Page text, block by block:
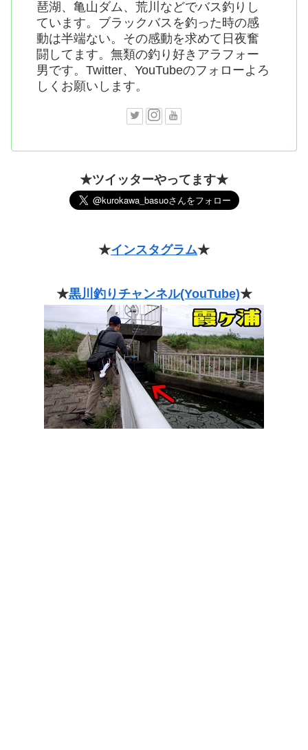
琶湖、亀山ダム、荒川などでバス釣りし
ています。ブラックバスを釣った時の感
動は半端ない。その感動を求めて日夜奮
闘してます。無類の釣り好きアラフォー
男です。Twitter、YouTubeのフォローよろ
しくお願いします。
★ツイッターやってます★
★インスタグラム★
★黒川釣りチャンネル(YouTube)★